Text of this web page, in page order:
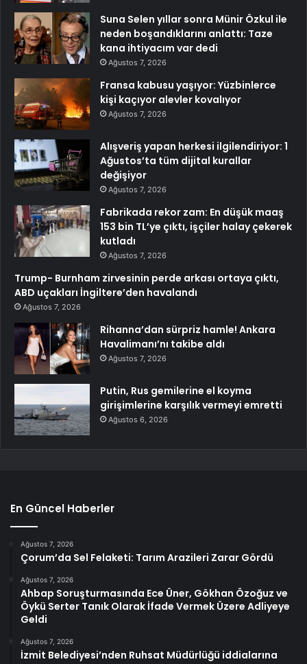
Suna Selen yıllar sonra Münir Özkul ile
neden boşandıklarını anlattı: Taze
kana ihtiyacım var dedi
Ağustos 7, 2026
Fransa kabusu yaşıyor: Yüzbinlerce
kişi kaçıyor alevler kovalıyor
Ağustos 7, 2026
Alışveriş yapan herkesi ilgilendiriyor: 1
Ağustos’ta tüm dijital kurallar
değişiyor
Ağustos 7, 2026
Fabrikada rekor zam: En düşük maaş
153 bin TL’ye çıktı, işçiler halay çekerek
kutladı
Ağustos 7, 2026
Trump- Burnham zirvesinin perde arkası ortaya çıktı,
ABD uçakları İngiltere’den havalandı
Ağustos 7, 2026
Rihanna’dan sürpriz hamle! Ankara
Havalimanı’nı takibe aldı
Ağustos 7, 2026
Putin, Rus gemilerine el koyma
girişimlerine karşılık vermeyi emretti
Ağustos 6, 2026
En Güncel Haberler
Ağustos 7, 2026
Çorum’da Sel Felaketi: Tarım Arazileri Zarar Gördü
Ağustos 7, 2026
Ahbap Soruşturmasında Ece Üner, Gökhan Özoğuz ve
Öykü Serter Tanık Olarak İfade Vermek Üzere Adliyeye
Geldi
Ağustos 7, 2026
İzmit Belediyesi’nden Ruhsat Müdürlüğü iddialarına